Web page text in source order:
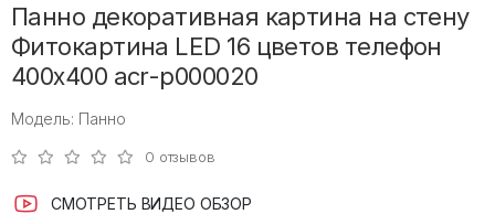
Панно декоративная картина на стену
Фитокартина LED 16 цветов телефон
400x400 acr-p000020
Модель: Панно
0 отзывов
СМОТРЕТЬ ВИДЕО ОБЗОР